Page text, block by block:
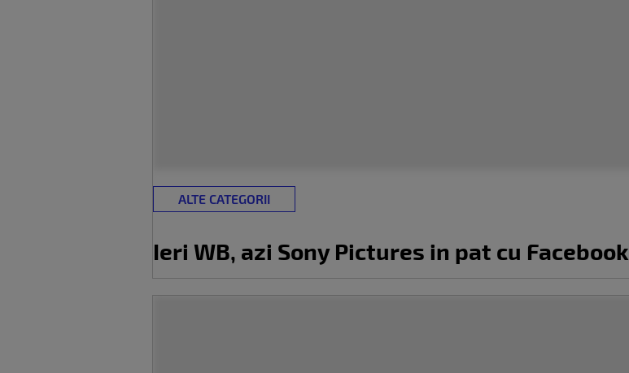
ALTE CATEGORII
Ieri WB, azi Sony Pictures in pat cu Facebook